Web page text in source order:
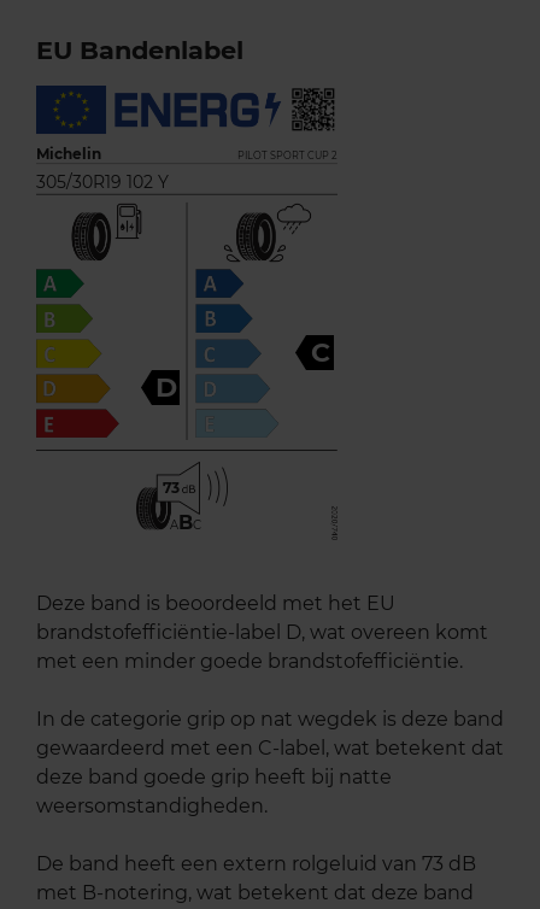
EU Bandenlabel
Michelin PILOT SPORT CUP 2
305/30R19 102 Y
D
C
73
ABC
Deze band is beoordeeld met het EU
brandstofefficiëntie-label D, wat overeen komt
met een minder goede brandstofefficiëntie.
In de categorie grip op nat wegdek is deze band
gewaardeerd met een C-label, wat betekent dat
deze band goede grip heeft bij natte
weersomstandigheden.
De band heeft een extern rolgeluid van 73 dB
met B-notering, wat betekent dat deze band